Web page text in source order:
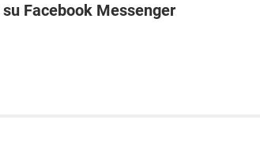
Facebook Messenger